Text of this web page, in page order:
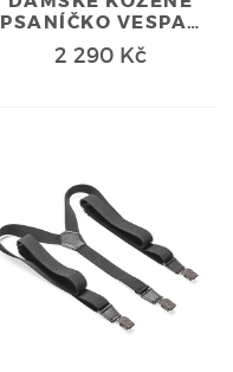
PSANÍČKO VESPA…
2 290 Kč